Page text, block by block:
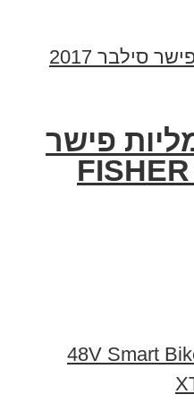
פישר
סילבר 2017 FISHER